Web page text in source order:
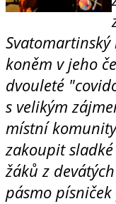
koněm v jeho
dvouleté
s velikým
místní
zakoupit
žáků z
pásmo